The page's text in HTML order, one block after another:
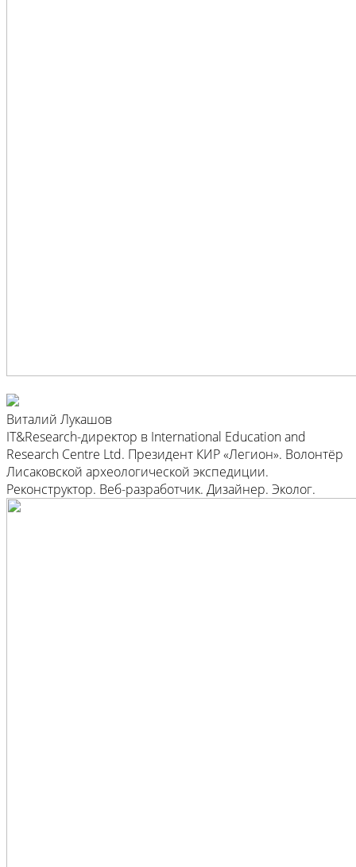
Виталий Лукашов
IT&Research-директор в International Education and
Research Centre Ltd. Президент КИР «Легион». Волонтёр
Лисаковской археологической экспедиции.
Реконструктор. Веб-разработчик. Дизайнер. Эколог.